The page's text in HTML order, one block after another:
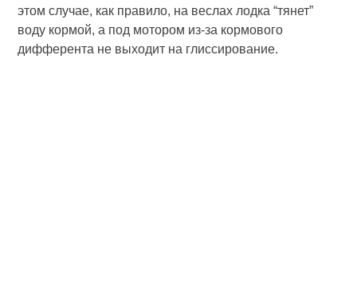
этом случае, как правило, на веслах лодка “тянет”
воду кормой, а под мотором из-за кормового
дифферента не выходит на глиссирование.